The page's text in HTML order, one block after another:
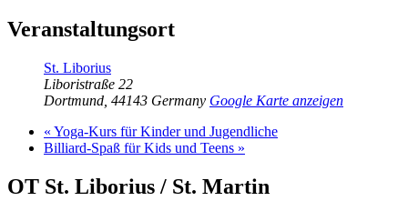
Veranstaltungsort
St. Liborius
Liboristraße 22
Dortmund 44143 Germany Google Karte anzeigen
« Yoga-Kurs für Kinder und Jugendliche
Billiard-Spaß für Kids und Teens »
OT St. Liborius / St. Martin